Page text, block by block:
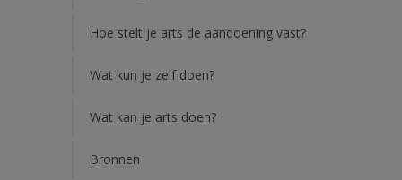
Hoe stelt je arts de aandoening vast?
Wat kun je zelf doen?
Wat kan je arts doen?
Bronnen